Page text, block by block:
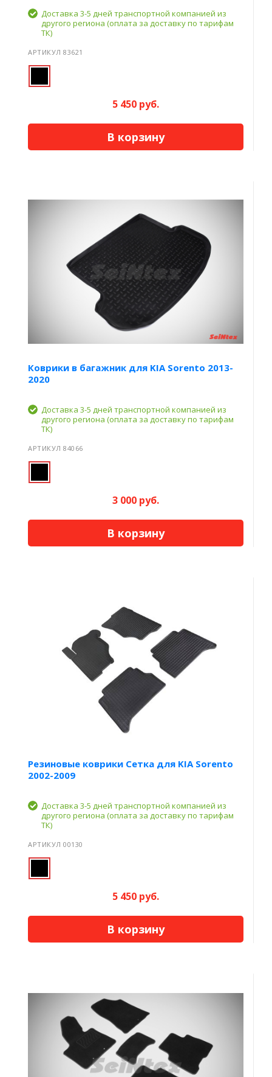
Доставка 3-5 дней транспортной компанией из
другого региона (оплата за доставку по тарифам
ТК)
АРТИКУЛ 83621
5 450 руб.
В корзину
Коврики в багажник для KIA Sorento 2013-
2020
Доставка 3-5 дней транспортной компанией из
другого региона (оплата за доставку по тарифам
ТК)
АРТИКУЛ 84066
3 000 руб.
В корзину
Резиновые коврики Сетка для KIA Sorento
2002-2009
Доставка 3-5 дней транспортной компанией из
другого региона (оплата за доставку по тарифам
ТК)
АРТИКУЛ 00130
5 450 руб.
В корзину